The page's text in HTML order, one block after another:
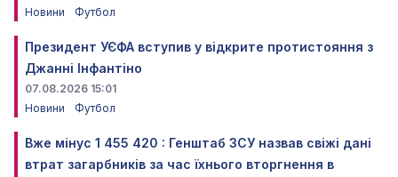
Новини
Футбол
Президент УЄФА вступив у відкрите протистояння з
Джанні Інфантіно
07.08.2026 15:01
Новини
Футбол
Вже мінус 1 455 420 : Генштаб ЗСУ назвав свіжі дані
втрат загарбників за час їхнього вторгнення в